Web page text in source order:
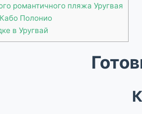
романтичного пляжа Уругвая
Полонио
в Уругвай